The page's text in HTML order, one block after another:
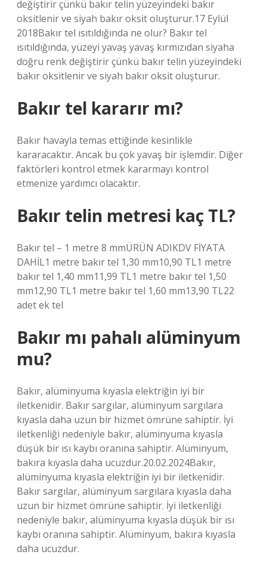
değiştirir çünkü bakır telin yüzeyindeki bakır
oksitlenir ve siyah bakır oksit oluşturur.17 Eylül
2018Bakır tel ısıtıldığında ne olur? Bakır tel
ısıtıldığında, yüzeyi yavaş yavaş kırmızıdan siyaha
doğru renk değiştirir çünkü bakır telin yüzeyindeki
bakır oksitlenir ve siyah bakır oksit oluşturur.
Bakır tel kararır mı?
Bakır havayla temas ettiğinde kesinlikle
kararacaktır. Ancak bu çok yavaş bir işlemdir. Diğer
faktörleri kontrol etmek kararmayı kontrol
etmenize yardımcı olacaktır.
Bakır telin metresi kaç TL?
Bakır tel – 1 metre 8 mmÜRÜN ADIKDV FİYATA
DAHİL1 metre bakır tel 1,30 mm10,90 TL1 metre
bakır tel 1,40 mm11,99 TL1 metre bakır tel 1,50
mm12,90 TL1 metre bakır tel 1,60 mm13,90 TL22
adet ek tel
Bakır mı pahalı alüminyum
mu?
Bakır, alüminyuma kıyasla elektriğin iyi bir
iletkenidir. Bakır sargılar, alüminyum sargılara
kıyasla daha uzun bir hizmet ömrüne sahiptir. İyi
iletkenliği nedeniyle bakır, alüminyuma kıyasla
düşük bir ısı kaybı oranına sahiptir. Alüminyum,
bakıra kıyasla daha ucuzdur.20.02.2024Bakır,
alüminyuma kıyasla elektriğin iyi bir iletkenidir.
Bakır sargılar, alüminyum sargılara kıyasla daha
uzun bir hizmet ömrüne sahiptir. İyi iletkenliği
nedeniyle bakır, alüminyuma kıyasla düşük bir ısı
kaybı oranına sahiptir. Alüminyum, bakıra kıyasla
daha ucuzdur.